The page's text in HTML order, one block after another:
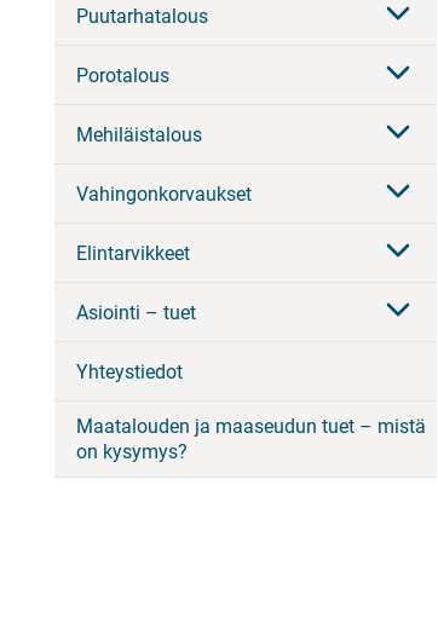
Puutarhatalous
Porotalous
Mehiläistalous
Vahingonkorvaukset
Elintarvikkeet
Asiointi – tuet
Yhteystiedot
Maatalouden ja maaseudun tuet – mistä
on kysymys?